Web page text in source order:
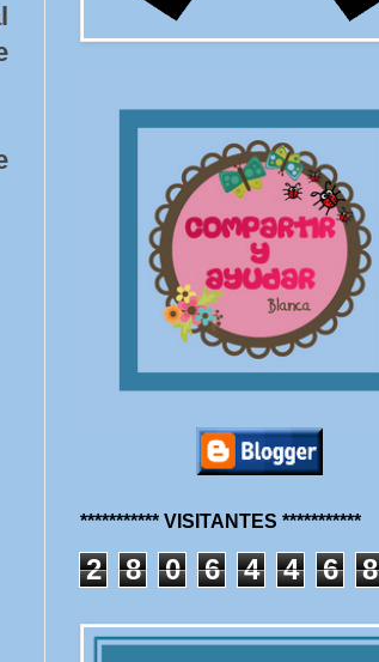
*********** VISITANTES ***********
2 8 0 6 4 4 6 8